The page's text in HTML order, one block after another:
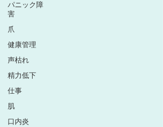
パニック障
害
爪
健康管理
声枯れ
精力低下
仕事
肌
口内炎